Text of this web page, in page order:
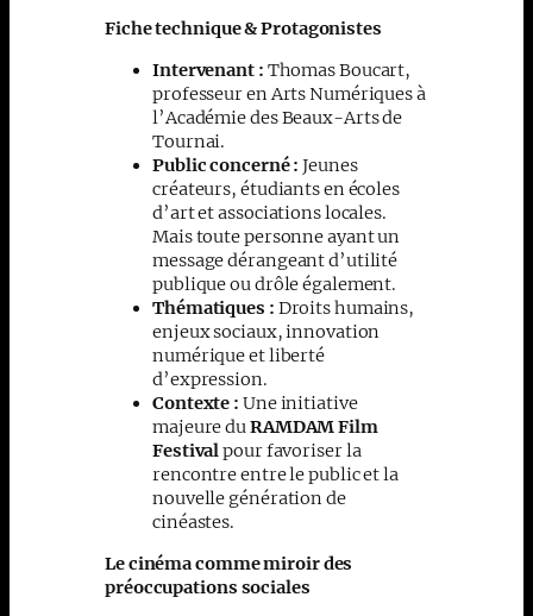
Fiche technique & Protagonistes
Intervenant : Thomas Boucart,
professeur en Arts Numériques à
l’Académie des Beaux-Arts de
Tournai.
Public concerné : Jeunes
créateurs, étudiants en écoles
d’art et associations locales.
Mais toute personne ayant un
message dérangeant d’utilité
publique ou drôle également.
Thématiques : Droits humains,
enjeux sociaux, innovation
numérique et liberté
d’expression.
Contexte : Une initiative
majeure duRAMDAM Film
Festivalpour favoriser la
rencontre entre le public et la
nouvelle génération de
cinéastes.
Le cinéma comme miroir des
préoccupations sociales